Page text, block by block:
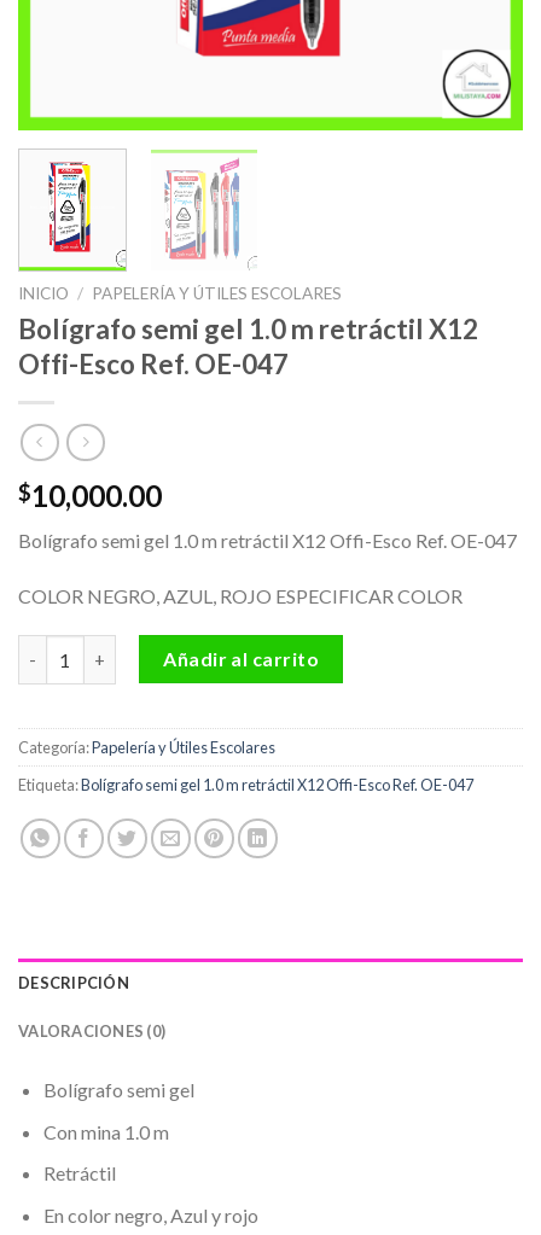
INICIO / PAPELERÍA Y ÚTILES ESCOLARES
Bolígrafo semi gel 1.0 m retráctil X12
Offi-Esco Ref. OE-047
$10,000.00
Bolígrafo semi gel 1.0 m retráctil X12 Offi-Esco Ref. OE-047
COLOR NEGRO, AZUL, ROJO ESPECIFICAR COLOR
Añadir al carrito
Categoría:Papelería y Útiles Escolares
Etiqueta:Bolígrafo semi gel 1.0 m retráctil X12 Offi-Esco Ref. OE-047
DESCRIPCIÓN
VALORACIONES (0)
Bolígrafo semi gel
Con mina 1.0 m
Retráctil
En color negro, Azul y rojo